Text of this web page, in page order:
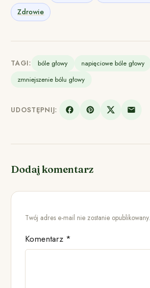
Zdrowie
TAGI: bóle głowy
napięciowe bóle głowy
zmniejszenie bólu głowy
UDOSTĘPNIJ:
Dodaj komentarz
Twój adres e-mail nie zostanie opublikowany.
Komentarz *